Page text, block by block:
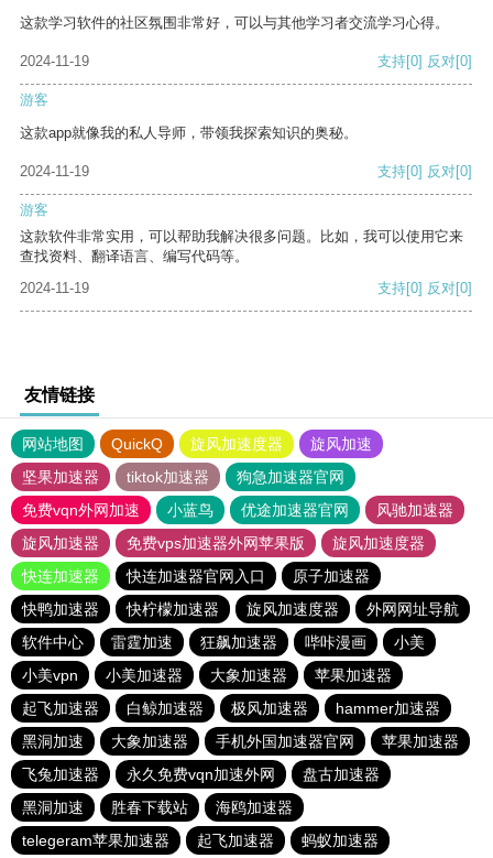
这款学习软件的社区氛围非常好，可以与其他学习者交流学习心得。
2024-11-19 支持[0] 反对[0]
游客
这款app就像我的私人导师，带领我探索知识的奥秘。
2024-11-19 支持[0] 反对[0]
游客
这款软件非常实用，可以帮助我解决很多问题。比如，我可以使用它来
查找资料、翻译语言、编写代码等。
2024-11-19
支持[0] 反对[0]
友情链接
网站地图 QuickQ 旋风加速度器
旋风加速
坚果加速器
tiktok加速器
狗急加速器官网
免费vqn外网加速
小蓝鸟 优途加速器官网
风驰加速器
旋风加速器
免费vps加速器外网苹果版
旋风加速度器
快连加速器
快连加速器官网入口
原子加速器
快鸭加速器
快柠檬加速器 旋风加速度器
外网网址导航
软件中心
雷霆加速 狂飙加速器 哔咔漫画
小美
小美vpn
小美加速器 大象加速器
苹果加速器
起飞加速器
白鲸加速器 极风加速器
hammer加速器
黑洞加速
大象加速器 手机外国加速器官网
苹果加速器
飞兔加速器
永久免费vqn加速外网
盘古加速器
黑洞加速
胜春下载站
海鸥加速器
telegeram苹果加速器
起飞加速器 蚂蚁加速器